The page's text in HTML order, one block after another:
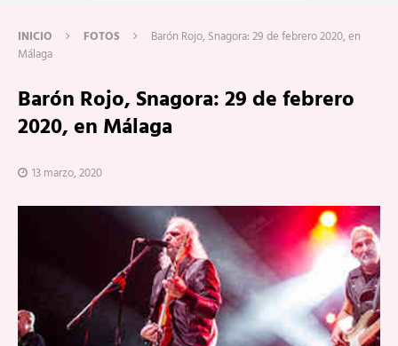
INICIO FOTOS
Barón Rojo, Snagora: 29 de febrero 2020, en
Málaga
Barón Rojo, Snagora: 29 de febrero
2020, en Málaga
13 marzo, 2020